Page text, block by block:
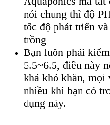
nói chung thì độ
tốc độ phát triển
trồng
Bạn luôn phải
5.5~6.5, điều này
khá khó khăn, mọi
nhiều khi bạn có
dụng này.